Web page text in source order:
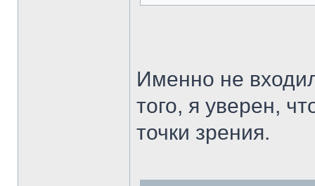
Именно не
того, я уверен,
точки зрения.